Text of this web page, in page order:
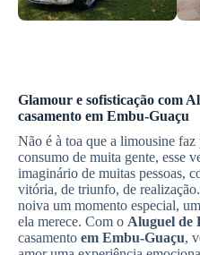
Glamour e sofisticação com
casamento em Embu-Guaçu
Não é à toa que a limousine faz
consumo de muita gente, esse
imaginário de muitas pessoas,
vitória, de triunfo, de
noiva um momento especial,
ela merece. Com o Aluguel de
casamento em Embu-Guaçu,